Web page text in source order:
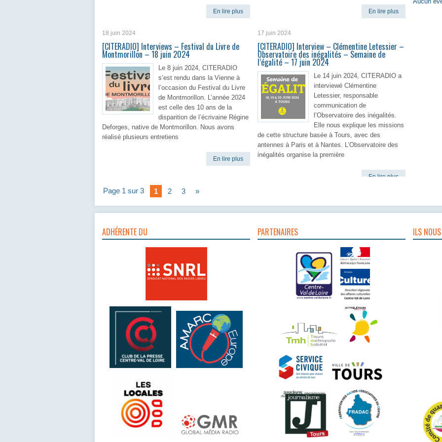
En lire plus En lire plus
18 juin 2024
[CITERADIO] Interviews – Festival du Livre de
Montmorillon – 18 juin 2024
Le 8 juin 2024, CITERADIO
s’est rendu dans la Vienne à
l’occasion du Festival du Livre
de Montmorillon. L’année 2024
est celle des 10 ans de la
disparition de l’écrivaine Régine
Deforges, native de Montmorillon. Nous avons
réalisé plusieurs entretiens
En lire plus
17 juin 2024
[CITERADIO] Interview – Clémentine Letessier –
Observatoire des inégalités – Semaine de
l’égalité – 17 juin 2024
Le 14 juin 2024, CITERADIO a
interviewé Clémentine
Letessier, responsable
communication de
l’Observatoire des inégalités.
Elle nous explique les missions
de cette structure basée à Tours, avec des
antennes à Paris et à Nantes. L’Observatoire des
inégalités organise la première
En lire plus
Page 1 sur 3 1 2 3 »
ADHÉRENTE DU PARTENAIRES ILS